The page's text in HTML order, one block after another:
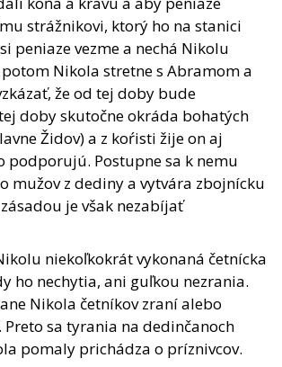
strážnikovi, ktorý ho na stanici
peniaze vezme a nechá Nikolu
potom Nikola stretne s Abramom a
že od tej doby bude
doby skutočne okráda bohatých
Židov) a z koŕisti žije on aj
podporujú. Postupne sa k nemu
mužov z dediny a vytvára zbojnícku
je však nezabíjať
niekoľkokrát vykonaná četnícka
ho nechytia, ani guľkou nezrania.
Nikola četníkov zraní alebo
sa tyrania na dedinčanoch
pomaly prichádza o príznivcov.